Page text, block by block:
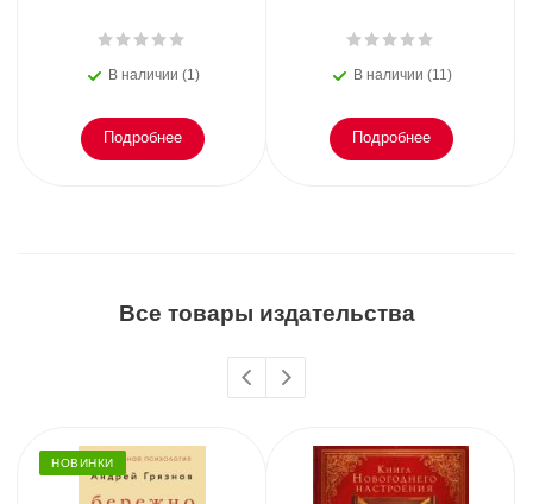
В наличии (1)
Подробнее
В наличии (11)
Подробнее
Все товары издательства
НОВИНКИ